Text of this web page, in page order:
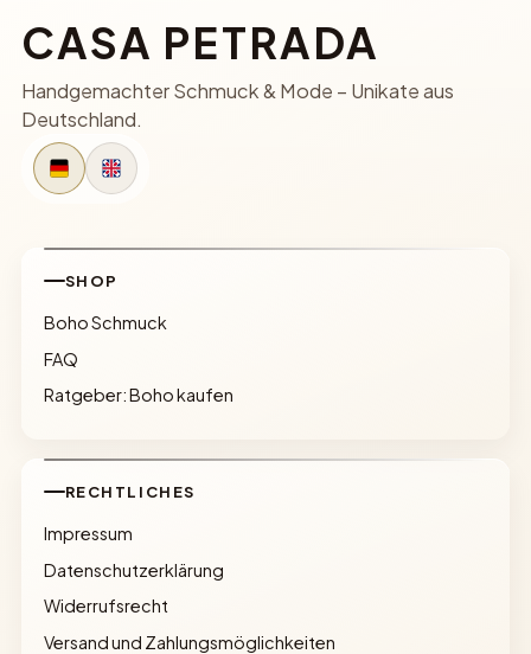
CASA PETRADA
Handgemachter Schmuck & Mode – Unikate aus
Deutschland.
SHOP
Boho Schmuck
FAQ
Ratgeber: Boho kaufen
RECHTLICHES
Impressum
Datenschutzerklärung
Widerrufsrecht
Versand und Zahlungsmöglichkeiten